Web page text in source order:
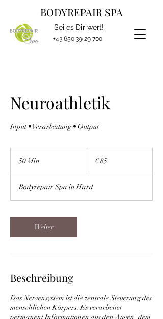
BODYREPAIR SPA
Sei es Dir wert!
+43 650 39 29 700
Neuroathletik
Input • Verarbeitung • Output
50 Min.
i
n
€ 85
Bodyrepair Spa in Hard
Weiter
Beschreibung
Das Nervensystem ist die zentrale Steuerung des
menschlichen Körpers. Es verarbeitet
permanent Informationen aus den Augen, dem